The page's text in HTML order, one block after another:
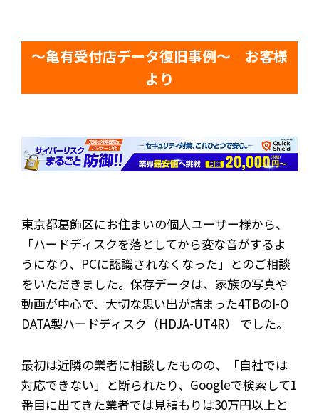
～亀有受付店データ復旧事例～ お客様
より
東京都葛飾区にお住まいの個人ユーザー様から、
「ハードディスクを落としてから変な音がするよ
うになり、PCに認識されなくなった」とのご相談
をいただきました。保存データは、家族の写真や
動画が中心で、大切な思い出が詰まった4TBのI-O
DATA製ハードディスク（HDJA-UT4R） でした。
最初は近隣の業者に相談したものの、「自社では
対応できない」と断られたり、Googleで検索して1
番目に出てきた業者では見積もりは30万円以上と